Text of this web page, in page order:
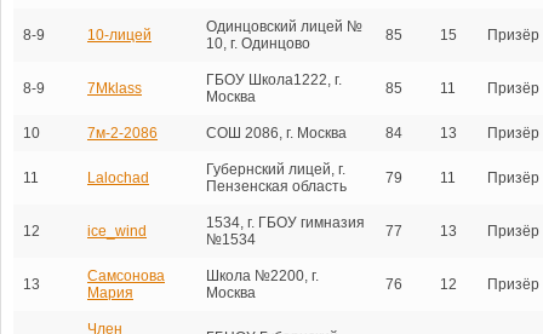
8-9 10-лицей
Одинцовский лицей №
10, г. Одинцово
85 15 Призёр
8-9 7Mklass
ГБОУ Школа1222, г.
Москва
85 11 Призёр
10 7м-2-2086 СОШ 2086, г. Москва 84 13 Призёр
11 Lalochad
Губернский лицей, г.
Пензенская область
79 11 Призёр
12 ice_wind
1534, г. ГБОУ гимназия
№1534
77 13 Призёр
13
Самсонова
Мария
Школа №2200, г.
Москва
76 12 Призёр
Член